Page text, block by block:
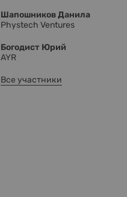
Шапошников Данила
Phystech Ventures
Богодист Юрий
AYR
Все участники